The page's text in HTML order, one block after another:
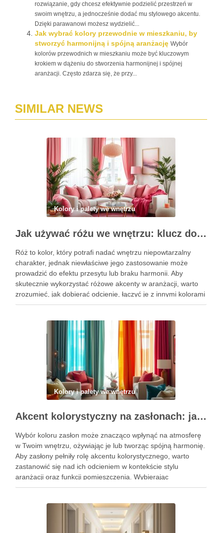
rozwiązanie, gdy chcesz efektywnie podzielić przestrzeń w
swoim wnętrzu, a jednocześnie dodać mu stylowego akcentu.
Dzięki parawanowi możesz wydzielić...
Jak wybrać kolory przewodnie w mieszkaniu, by
stworzyć harmonijną i spójną aranżację Wybór
kolorów przewodnich w mieszkaniu może być kluczowym
krokiem w dążeniu do stworzenia harmonijnej i spójnej
aranżacji. Często zdarza się, że przy...
SIMILAR NEWS
Kolory i palety we wnętrzu
Jak używać różu we wnętrzu: klucz do stylowych akcentów i harmonii kolorystycznej
Róż to kolor, który potrafi nadać wnętrzu niepowtarzalny
charakter, jednak niewłaściwe jego zastosowanie może
prowadzić do efektu przesytu lub braku harmonii. Aby
skutecznie wykorzystać różowe akcenty w aranżacji, warto
zrozumieć, jak dobierać odcienie, łączyć je z innymi kolorami
oraz wybierać odpowiednie materiały. Dzięki tym
Kolory i palety we wnętrzu
Akcent kolorystyczny na zasłonach: jak dobrać barwę, która ożywi i zharmonizuje wnętrze
Wybór koloru zasłon może znacząco wpłynąć na atmosferę
w Twoim wnętrzu, ożywiając je lub tworząc spójną harmonię.
Aby zasłony pełniły rolę akcentu kolorystycznego, warto
zastanowić się nad ich odcieniem w kontekście stylu
aranżacji oraz funkcji pomieszczenia. Wybierając
odpowiednie barwy, możesz nie tylko podkreślić charakter